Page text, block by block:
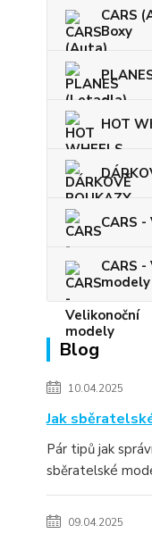
CARS
Boxy
HOT
CARS
CARS
modely
Blog
10.04.2025
Jak
Pár tipů jak
sběratelské
09.04.2025